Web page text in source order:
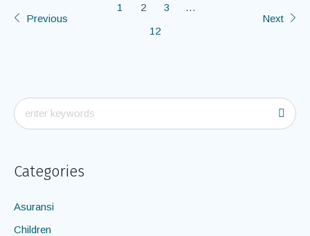
Previous
1 2 3
…
12
Next
Categories
Asuransi
Children